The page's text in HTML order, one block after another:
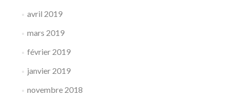
avril 2019
mars 2019
février 2019
janvier 2019
novembre 2018